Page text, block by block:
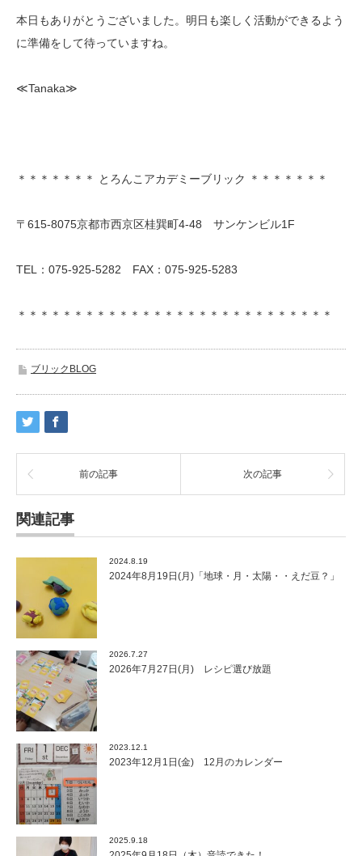
本日もありがとうございました。明日も楽しく活動ができるよう
に準備をして待っていますね。
≪Tanaka≫
＊＊＊＊＊＊＊ とろんこアカデミーブリック ＊＊＊＊＊＊＊
〒615-8075京都市西京区桂巽町4-48 サンケンビル1F
TEL：075-925-5282 FAX：075-925-5283
＊＊＊＊＊＊＊＊＊＊＊＊＊＊＊＊＊＊＊＊＊＊＊＊＊＊＊＊
ブリックBLOG
前の記事 次の記事
関連記事
2024.8.19
2024年8月19日(月)「地球・月・太陽・・えだ豆？」
2026.7.27
2026年7月27日(月) レシピ選び放題
2023.12.1
2023年12月1日(金) 12月のカレンダー
2025.9.18